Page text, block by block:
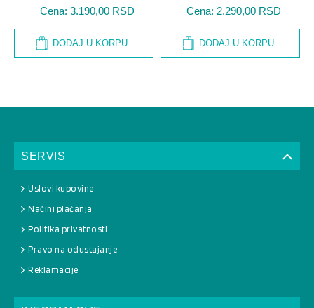
Cena: 3.190,00 RSD
DODAJ U KORPU
Cena: 2.290,00 RSD
DODAJ U KORPU
SERVIS
Uslovi kupovine
Načini plaćanja
Politika privatnosti
Pravo na odustajanje
Reklamacije